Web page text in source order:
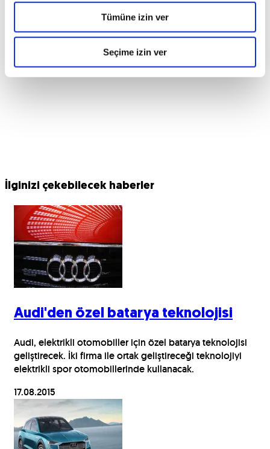
Tümüne izin ver
Seçime izin ver
İlginizi çekebilecek haberler
Audi'den özel batarya teknolojisi
Audi, elektrikli otomobiller için özel batarya teknolojisi
geliştirecek. İki firma ile ortak geliştireceği teknolojiyi
elektrikli spor otomobillerinde kullanacak.
17.08.2015